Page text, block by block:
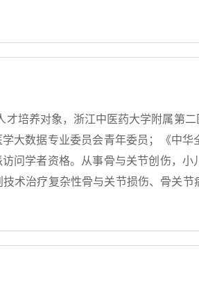
培养对象，浙江中医药大学附属第
大数据专业委员会青年委员；《中
问学者资格。从事骨与关节创伤，
术治疗复杂性骨与关节损伤、骨关